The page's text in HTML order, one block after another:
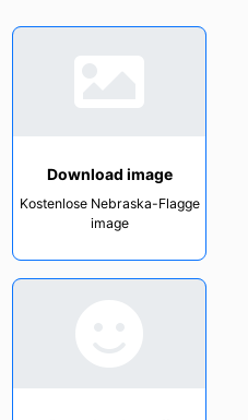
Download image
Kostenlose Nebraska-Flagge
image